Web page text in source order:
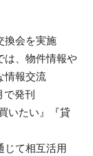
換会を実施
は、物件情報や
報交流
で発刊
いたい』『貸
て相互活用